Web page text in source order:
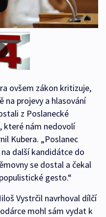
ovšem zákon kritizuje,
na projevy a hlasování
z Poslanecké
které nám nedovolí
Kubera. „Poslanec
další kandidátce do
se dostal a čekal
gesto.“
Vystrčil navrhoval dílčí
mohl sám vydat k